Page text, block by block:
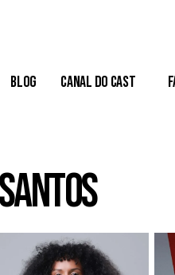
Blog Canal do Cast